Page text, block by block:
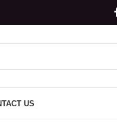
US